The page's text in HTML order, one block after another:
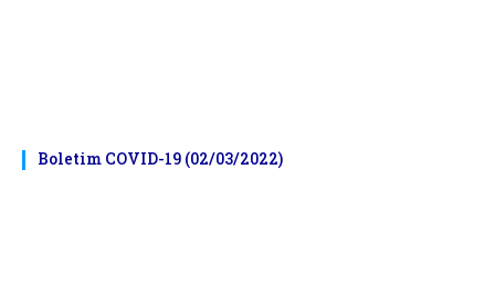
Boletim COVID-19 (02/03/2022)